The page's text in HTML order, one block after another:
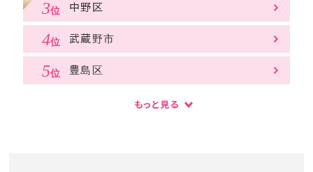
中野区
武蔵野市
豊島区
もっと見る